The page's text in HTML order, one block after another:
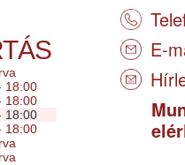
18:00
18:00
18:00
18:00
E-